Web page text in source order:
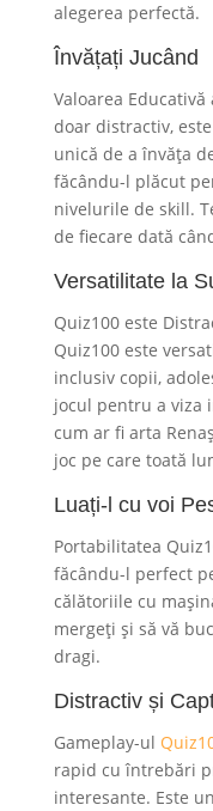
alegerea perfectă.
Învățați Jucând
Valoarea Educativă
doar distractiv,
unică de a învăța
făcându-l plăcut
nivelurile de skill.
de fiecare dată
Versatilitate la
Quiz100 este
Quiz100 este
inclusiv copii,
jocul pentru a viza
cum ar fi arta
joc pe care toată
Luați-l cu voi
Portabilitatea
făcându-l perfect
călătoriile cu
mergeți și să vă
dragi.
Distractiv și
Gameplay-ul
rapid cu întrebări
interesante. Este